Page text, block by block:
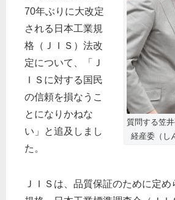
質問する笠
経産委（し
70年ぶりに大改定
される日本工業規
格（ＪＩＳ）法改
定について、「Ｊ
ＩＳに対する国民
の信頼を損なうこ
とになりかねな
い」と追及しまし
た。
ＪＩＳは、品質保証のために定